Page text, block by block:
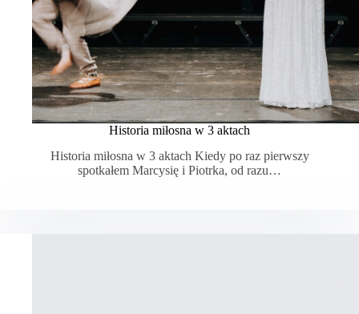
Historia miłosna w 3 aktach
Historia miłosna w 3 aktach Kiedy po raz pierwszy
spotkałem Marcysię i Piotrka, od razu…